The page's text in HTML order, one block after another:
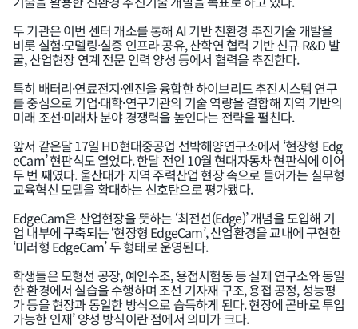
두 기관은 이번 센터 개소를 통해 AI 기반 친환경 추진기술 개발을
비롯 실험·모델링·실증 인프라 공유, 산학연 협력 기반 신규 R&D 발
굴, 산업현장 연계 전문 인력 양성 등에서 협력을 추진한다.
특히 배터리·연료전지·엔진을 융합한 하이브리드 추진시스템 연구
를 중심으로 기업·대학·연구기관의 기술 역량을 결합해 지역 기반의
미래 조선·미래차 분야 경쟁력을 높인다는 전략을 펼친다.
앞서 같은달 17일 HD현대중공업 선박해양연구소에서 ‘현장형 Edg
eCam’ 현판식도 열었다. 한달 전인 10월 현대자동차 현판식에 이어
두 번 째였다. 울산대가 지역 주력산업 현장 속으로 들어가는 실무형
교육혁신 모델을 확대하는 신호탄으로 평가됐다.
EdgeCam은 산업현장을 뜻하는 ‘최전선(Edge)’ 개념을 도입해 기
업 내부에 구축되는 ‘현장형 EdgeCam’, 산업환경을 교내에 구현한
‘미러형 EdgeCam’ 두 형태로 운영된다.
학생들은 모형선 공장, 예인수조, 용접시험동 등 실제 연구소와 동일
한 환경에서 실습을 수행하며 조선 기자재 구조, 용접 공정, 성능평
가 등을 현장과 동일한 방식으로 습득하게 된다. 현장에 곧바로 투입
가능한 인재’ 양성 방식이란 점에서 의미가 크다.